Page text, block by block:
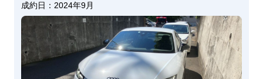
成約日： 2024年9月